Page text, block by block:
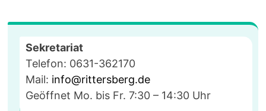
Sekretariat
Telefon: 0631-362170
Mail: info@rittersberg.de
Geöffnet Mo. bis Fr. 7:30 – 14:30 Uhr